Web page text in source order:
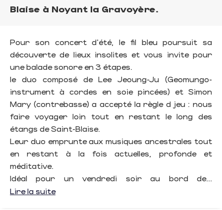
Blaise à Noyant la Gravoyère.
Pour son concert d'été, le fil bleu poursuit sa
découverte de lieux insolites et vous invite pour
une balade sonore en 3 étapes.
le duo composé de Lee Jeoung-Ju (Geomungo-
instrument à cordes en soie pincées) et Simon
Mary (contrebasse) a accepté la règle d jeu : nous
faire voyager loin tout en restant le long des
étangs de Saint-Blaise.
Leur duo emprunte aux musiques ancestrales tout
en restant à la fois actuelles, profonde et
méditative.
Idéal pour un vendredi soir au bord de...
Lire la suite